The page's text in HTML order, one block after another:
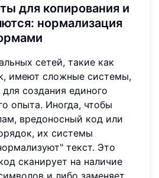
для копирования и
нормализация
сетей, такие как
имеют сложные системы,
создания единого
опыта. Иногда, чтобы
вредоносный код или
их системы
текст. Это
сканирует на наличие
и либо заменяет